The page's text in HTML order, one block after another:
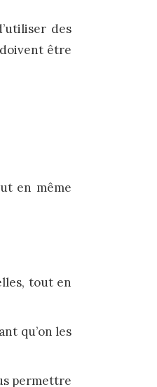
des
être
en même
tout en
qu’on les
permettre